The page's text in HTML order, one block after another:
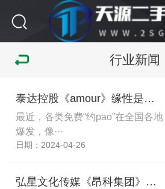
行业新闻
泰达控股《amour》缘性是骗局吗？拉掉遮羞布真相让人恼羞成怒！
最近，各类免费“约pao”在全国各地
爆发，像···
日期：2024-04-26
弘星文化传媒《昂科集团》梦龙传媒思恋警惕不要入局，被骗无法出金还要入金圈套！